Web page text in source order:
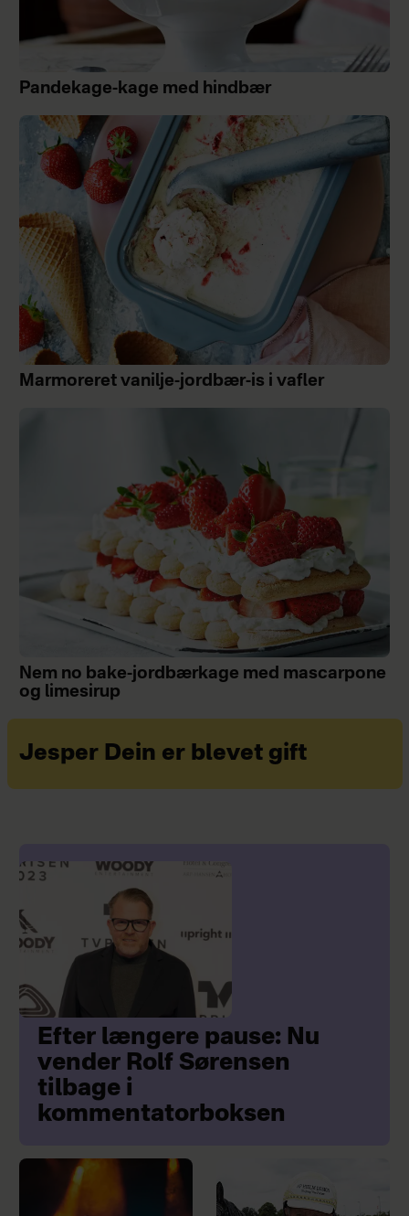
Pandekage-kage med hindbær
Marmoreret vanilje-jordbær-is i vafler
Nem no bake-jordbærkage med mascarpone
og limesirup
Jesper Dein er blevet gift
Efter længere pause: Nu
vender Rolf Sørensen
tilbage i
kommentatorboksen